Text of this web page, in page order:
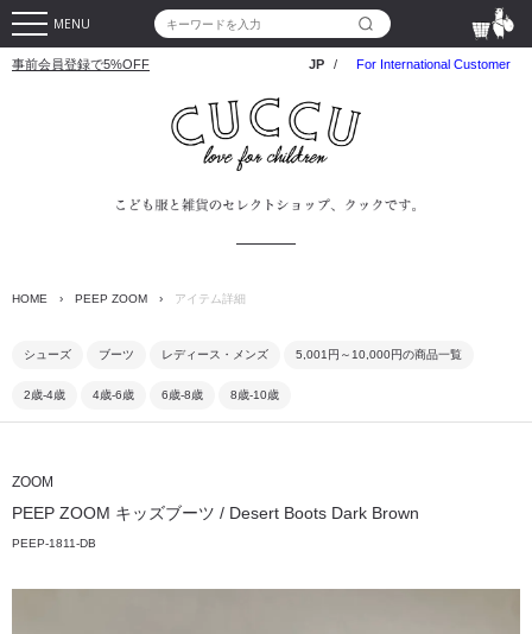
MENU
事前会員登録で5%OFF JP / For International Customer
HOME › PEEP ZOOM › アイテム詳細
シューズ ブーツ レディース・メンズ 5,001円～10,000円の商品一覧
2歳-4歳 4歳-6歳 6歳-8歳 8歳-10歳
ZOOM
PEEP ZOOM キッズブーツ / Desert Boots Dark Brown
PEEP-1811-DB